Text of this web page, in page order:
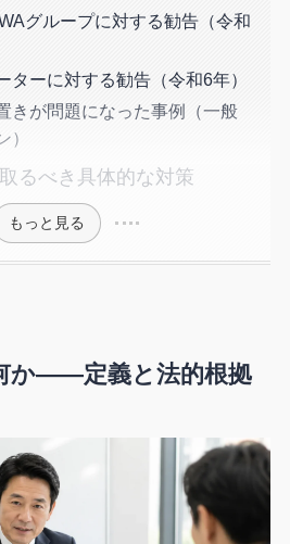
グループに対する勧告（令和
ターに対する勧告（令和6年）
きが問題になった事例（一般
）
るべき具体的な対策
もっと見る
か——定義と法的根拠